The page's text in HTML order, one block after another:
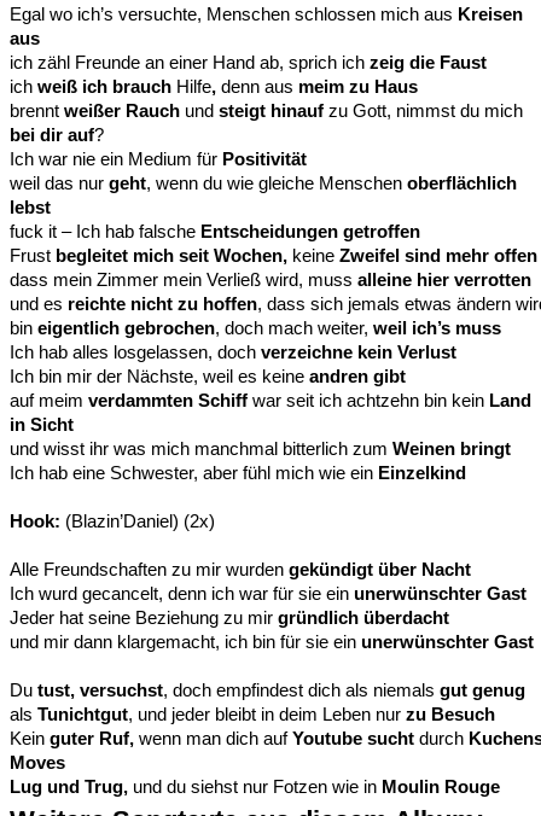
Egal wo ich’s versuchte, Menschen schlossen mich aus Kreisen
aus
ich zähl Freunde an einer Hand ab, sprich ich zeig die Faust
ich weiß ich brauch Hilfe, denn aus meim zu Haus
brennt weißer Rauch und steigt hinauf zu Gott, nimmst du mich
bei dir auf?
Ich war nie ein Medium für Positivität
weil das nur geht, wenn du wie gleiche Menschen oberflächlich
lebst
fuck it – Ich hab falsche Entscheidungen getroffen
Frust begleitet mich seit Wochen, keine Zweifel sind mehr offen
dass mein Zimmer mein Verließ wird, muss alleine hier verrotten
und es reichte nicht zu hoffen, dass sich jemals etwas ändern
bin eigentlich gebrochen, doch mach weiter, weil ich’s muss
Ich hab alles losgelassen, doch verzeichne kein Verlust
Ich bin mir der Nächste, weil es keine andren gibt
auf meim verdammten Schiff war seit ich achtzehn bin kein Land
in Sicht
und wisst ihr was mich manchmal bitterlich zum Weinen bringt
Ich hab eine Schwester, aber fühl mich wie ein Einzelkind
Hook: (Blazin’Daniel) (2x)
Alle Freundschaften zu mir wurden gekündigt über Nacht
Ich wurd gecancelt, denn ich war für sie ein unerwünschter Gast
Jeder hat seine Beziehung zu mir gründlich überdacht
und mir dann klargemacht, ich bin für sie ein unerwünschter Gast
Du tust, versuchst, doch empfindest dich als niemals gut genug
als Tunichtgut, und jeder bleibt in deim Leben nur zu Besuch
Kein guter Ruf, wenn man dich aufYoutube sucht durch
Moves
Lug und Trug, und du siehst nur Fotzen wie in Moulin Rouge